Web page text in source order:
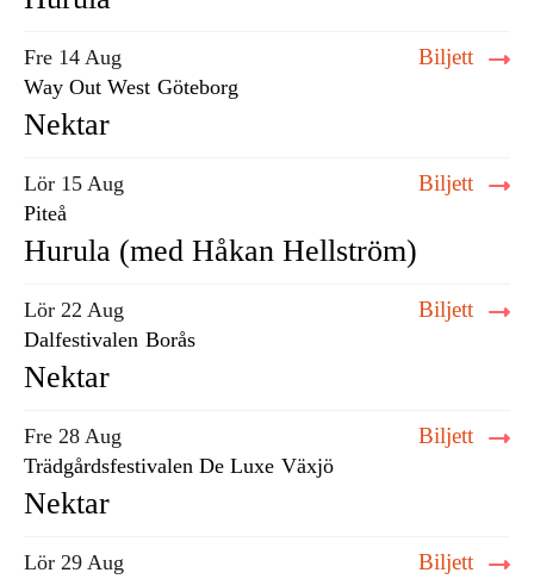
Fre 14 Aug
Way Out West Göteborg
Biljett
Nektar
Lör 15 Aug
Piteå
Biljett
Hurula (med Håkan Hellström)
Lör 22 Aug
Dalfestivalen Borås
Biljett
Nektar
Fre 28 Aug
Trädgårdsfestivalen De Luxe Växjö
Biljett
Nektar
Lör 29 Aug
Biljett